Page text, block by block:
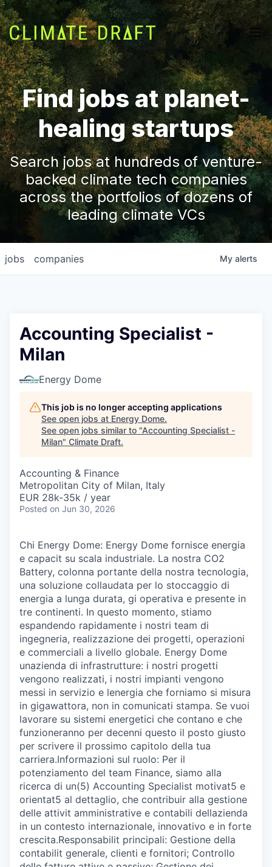
Find jobs at planet-
healing startups
Search jobs at hundreds of venture-
backed climate tech companies
across the portfolios of dozens of
leading climate VCs
jobs companies My alerts
Accounting Specialist -
Milan
Energy Dome
This job is no longer accepting applications
See open jobs at Energy Dome.
See open jobs similar to "Accounting Specialist -
Milan" Climate Draft.
Accounting & Finance
Metropolitan City of Milan, Italy
EUR 28k-35k / year
Posted on Jun 30, 2026
Chi Energy Dome: Energy Dome fornisce energia
e capacit su scala industriale. La nostra CO2
Battery, colonna portante della nostra tecnologia,
una soluzione collaudata per lo stoccaggio di
energia a lunga durata, gi operativa e presente in
tre continenti. In questo momento, stiamo
espandendo rapidamente i nostri team di
ingegneria, realizzazione dei progetti, operazioni
e commerciali a livello globale. Energy Dome
unazienda di infrastrutture: i nostri progetti
vengono realizzati, i nostri impianti vengono
messi in servizio e lenergia che forniamo si misura
in gigawattora, non in comunicati stampa. Se vuoi
lavorare su sistemi energetici che contano e che
funzioneranno per decenni questo il posto giusto
per scrivere il prossimo capitolo della tua
carriera.Informazioni sul ruolo: Per il
potenziamento del team Finance, siamo alla
ricerca di un(5) Accounting Specialist motivat5 e
orientat5 al dettaglio, che contribuir alla gestione
delle attivit amministrative e contabili dellazienda
in un contesto internazionale, innovativo e in forte
crescita.Responsabilit principali: Gestione della
contabilit generale, clienti e fornitori; Controllo